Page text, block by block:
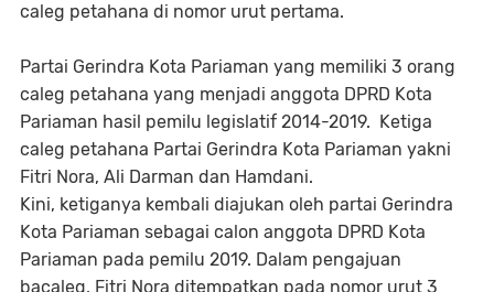
caleg petahana di nomor urut pertama.
Partai Gerindra Kota Pariaman yang memiliki 3 orang
caleg petahana yang menjadi anggota DPRD Kota
Pariaman hasil pemilu legislatif 2014-2019. Ketiga
caleg petahana Partai Gerindra Kota Pariaman yakni
Fitri Nora, Ali Darman dan Hamdani.
Kini, ketiganya kembali diajukan oleh partai Gerindra
Kota Pariaman sebagai calon anggota DPRD Kota
Pariaman pada pemilu 2019. Dalam pengajuan
bacaleg, Fitri Nora ditempatkan pada nomor urut 3